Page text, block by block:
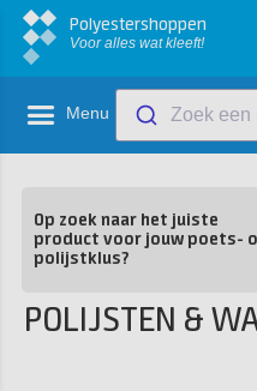
Polyestershoppen
Voor alles wat kleeft!
Menu Zoek een
Op zoek naar het juiste
product voor jouw poets-
polijstklus?
POLIJSTEN &